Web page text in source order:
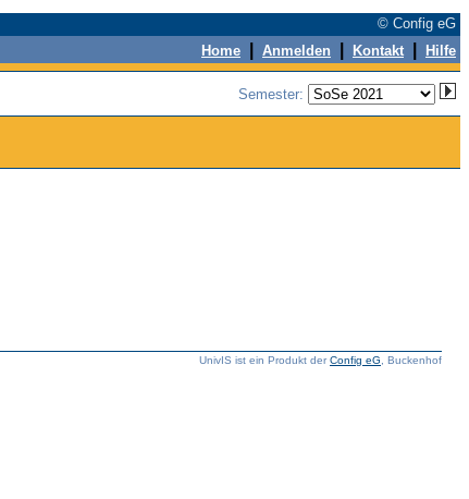
© Config eG
Home Anmelden Kontakt Hilfe
Semester:
UnivIS ist ein Produkt derConfig eG , Buckenhof